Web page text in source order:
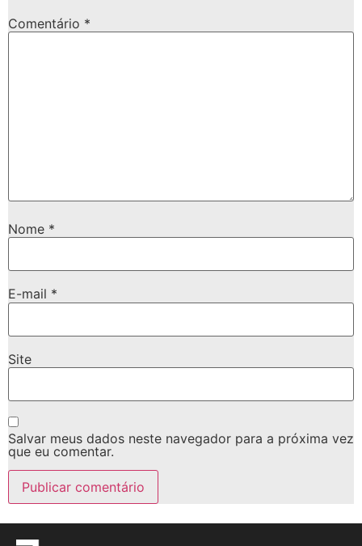
Comentário *
Nome *
E-mail *
Site
Salvar meus dados neste navegador para a próxima vez
que eu comentar.